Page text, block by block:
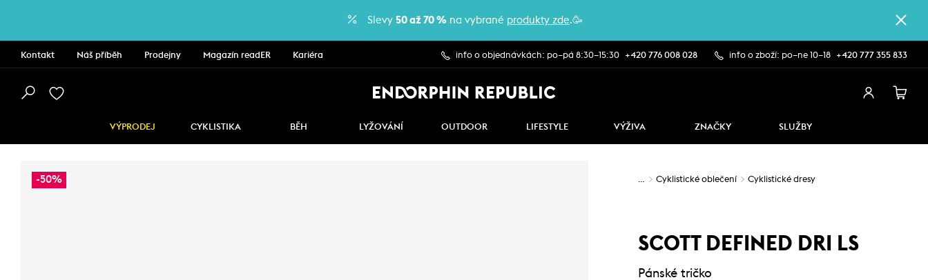
Slevy 50 až 70 % na vybrané produkty zde.🥳
Kontakt Náš příběh Prodejny Magazín readER Kariéra info o objednávkách: po–pá 8:30–15:30 +420 776 008 028 info o zboží: po–ne 10–18 +420 777 355 833
VÝPRODEJ CYKLISTIKA BĚH LYŽOVÁNÍ OUTDOOR LIFESTYLE VÝŽIVA ZNAČKY SLUŽBY
-50% … Cyklistické oblečení Cyklistické dresy
SCOTT DEFINED DRI LS
Pánské tričko